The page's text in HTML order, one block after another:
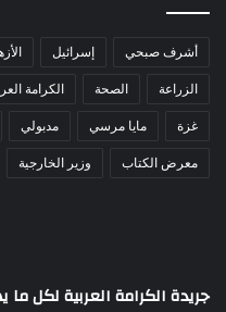
أشرف صبحي إسرائيل
الزراعة الصحة الكرامة
غزة مايا مرسي مدبولي
معرض الكتاب وزير الخارجية
جريدة الكرامة العربية لكل